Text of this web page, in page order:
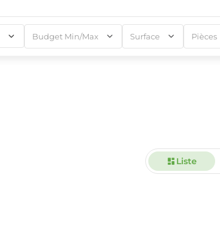
Budget Min/Max Surface Pièces
Liste